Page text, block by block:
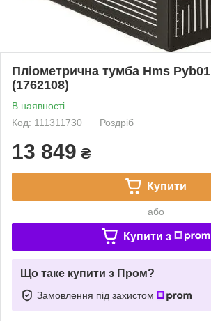
Пліометрична тумба Hms
(1762108)
В наявності
Код: 111311730
Роздріб
13 849 ₴
Купити
або
Купити з
Що таке купити з Пром?
Замовлення під захистом